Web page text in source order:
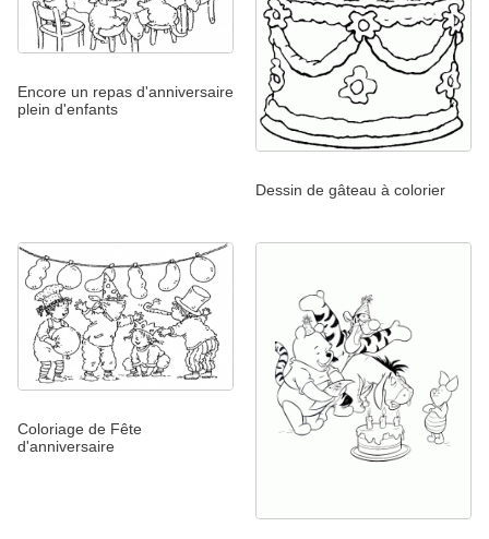
Encore un repas d'anniversaire
plein d'enfants
Dessin de gâteau à colorier
Coloriage de Fête
d'anniversaire